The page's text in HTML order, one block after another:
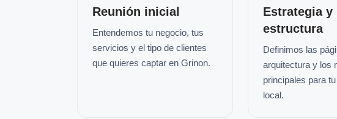
Reunión inicial
Entendemos tu negocio, tus
servicios y el tipo de clientes
que quieres captar en Grinon.
Estrategia y
estructura
Definimos las
arquitectura y los
principales para
local.